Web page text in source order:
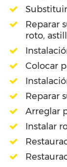
Substituir
Reparar
roto,
Colocar
Reparar
Arreglar
Instalar